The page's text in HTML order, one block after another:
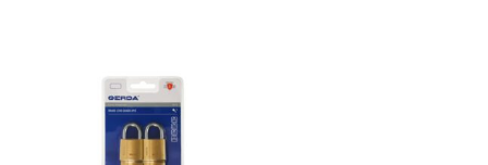
jeden
klucz